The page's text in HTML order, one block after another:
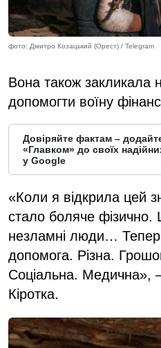
фото: Дмитро Козацький (Орест) / Telegram
Вона також закликала
допомогти воїну
Довіряйте фактам –
«Главком» до своїх
у Google
«Коли я відкрила цей
стало боляче
незламні люди… Тепер
допомога. Різна.
Соціальна. Медична»,
Кіротка.